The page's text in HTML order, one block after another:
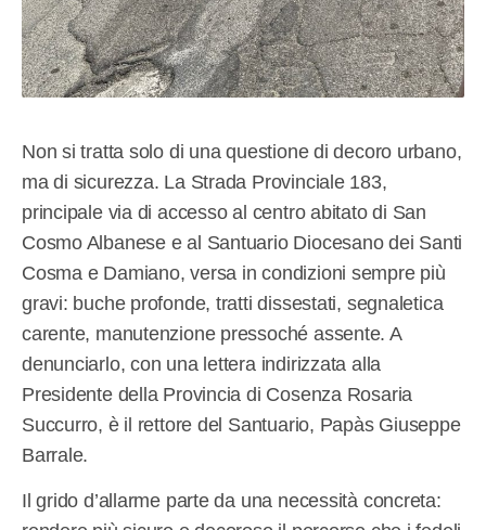
Non si tratta solo di una questione di decoro urbano,
ma di sicurezza. La Strada Provinciale 183,
principale via di accesso al centro abitato di San
Cosmo Albanese e al Santuario Diocesano dei Santi
Cosma e Damiano, versa in condizioni sempre più
gravi: buche profonde, tratti dissestati, segnaletica
carente, manutenzione pressoché assente. A
denunciarlo, con una lettera indirizzata alla
Presidente della Provincia di Cosenza Rosaria
Succurro, è il rettore del Santuario, Papàs Giuseppe
Barrale.
Il grido d’allarme parte da una necessità concreta: